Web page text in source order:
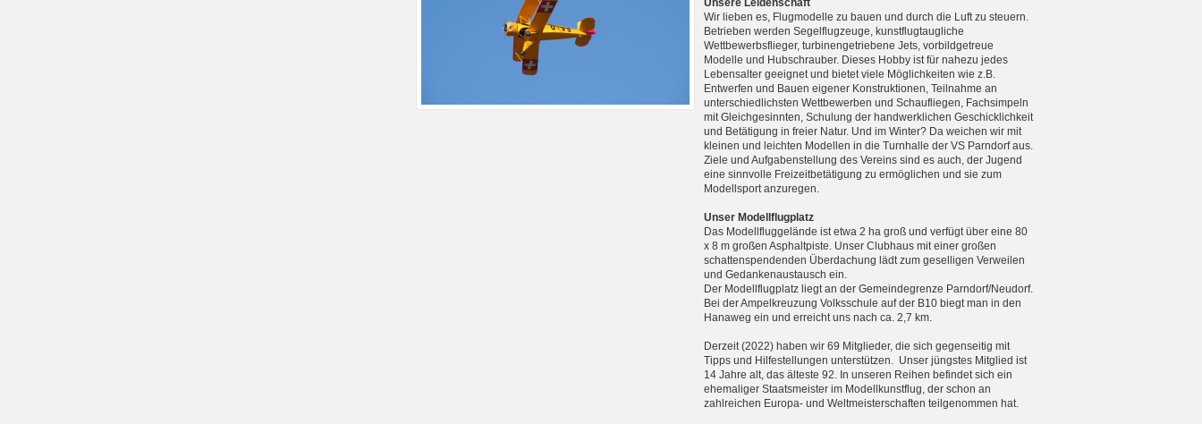
Unsere Leidenschaft
Wir lieben es, Flugmodelle zu bauen und durch die Luft zu steuern.
Betrieben werden Segelflugzeuge, kunstflugtaugliche
Wettbewerbsflieger, turbinengetriebene Jets, vorbildgetreue
Modelle und Hubschrauber. Dieses Hobby ist für nahezu jedes
Lebensalter geeignet und bietet viele Möglichkeiten wie z.B.
Entwerfen und Bauen eigener Konstruktionen, Teilnahme an
unterschiedlichsten Wettbewerben und Schaufliegen, Fachsimpeln
mit Gleichgesinnten, Schulung der handwerklichen Geschicklichkeit
und Betätigung in freier Natur. Und im Winter? Da weichen wir mit
kleinen und leichten Modellen in die Turnhalle der VS Parndorf aus.
Ziele und Aufgabenstellung des Vereins sind es auch, der Jugend
eine sinnvolle Freizeitbetätigung zu ermöglichen und sie zum
Modellsport anzuregen.
Unser Modellflugplatz
Das Modellfluggelände ist etwa 2 ha groß und verfügt über eine 80
x 8 m großen Asphaltpiste. Unser Clubhaus mit einer großen
schattenspendenden Überdachung lädt zum geselligen Verweilen
und Gedankenaustausch ein.
Der Modellflugplatz liegt an der Gemeindegrenze Parndorf/Neudorf.
Bei der Ampelkreuzung Volksschule auf der B10 biegt man in den
Hanaweg ein und erreicht uns nach ca. 2,7 km.
Derzeit (2022) haben wir 69 Mitglieder, die sich gegenseitig mit
Tipps und Hilfestellungen unterstützen. Unser jüngstes Mitglied ist
14 Jahre alt, das älteste 92. In unseren Reihen befindet sich ein
ehemaliger Staatsmeister im Modellkunstflug, der schon an
zahlreichen Europa- und Weltmeister­schaften teilgenommen hat.